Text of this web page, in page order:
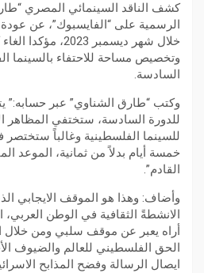
كشف الناقد السينمائي المصري
الرسمية على “الفايسبوك”، عن
خلال شهر ديسمبر
وتخصيص مساحة للاحتفاء بالسينما
السادسة.
وكتب “طارق الشناوي” عبر حسابه:”
للدورة السادسة، ستختفي المظاهر
للسينما الفلسطينية وغالباً ستختصر
خمسة أيام بدلاً من ثمانية، الموعد
القادم”.
وأضاف: وهذا هو الموقف الايجابي
الانشطةً الثقافية في الوطن
أراه يعبر عن موقف سلبي ومن
الحق الفلسطيني للعالم والضيوف
ايصال الرسالة وفضح المذابح